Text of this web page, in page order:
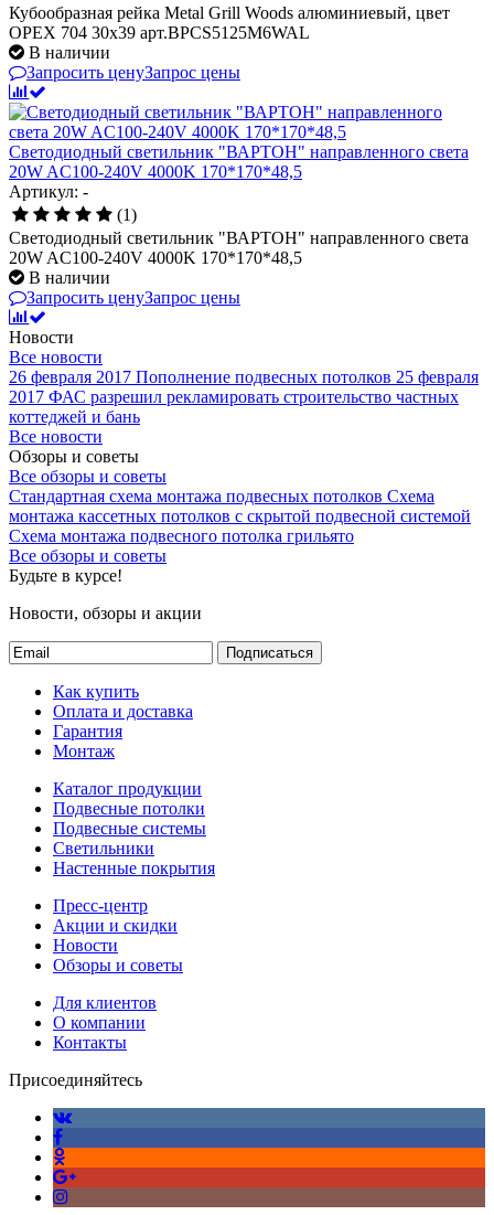
Кубообразная рейка Metal Grill Woods алюминиевый, цвет
ОРЕХ 704 30x39 арт.BPCS5125M6WAL
В наличии
Запросить ценуЗапрос цены
Светодиодный светильник "ВАРТОН" направленного света
20W AC100-240V 4000K 170*170*48,5
Артикул: -
(1)
Светодиодный светильник "ВАРТОН" направленного света
20W AC100-240V 4000K 170*170*48,5
В наличии
Запросить ценуЗапрос цены
Новости
Все новости
26 февраля 2017 Пополнение подвесных потолков 25 февраля
2017 ФАС разрешил рекламировать строительство частных
коттеджей и бань
Все новости
Обзоры и советы
Все обзоры и советы
Стандартная схема монтажа подвесных потолков Схема
монтажа кассетных потолков с скрытой подвесной системой
Схема монтажа подвесного потолка грильято
Все обзоры и советы
Будьте в курсе!
Новости, обзоры и акции
Подписаться
Как купить
Оплата и доставка
Гарантия
Монтаж
Каталог продукции
Подвесные потолки
Подвесные системы
Светильники
Настенные покрытия
Пресс-центр
Акции и скидки
Новости
Обзоры и советы
Для клиентов
О компании
Контакты
Присоединяйтесь